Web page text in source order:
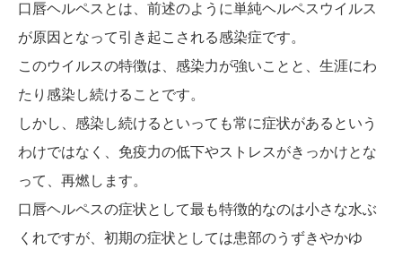
口唇ヘルペスとは、前述のように単純ヘルペスウイルス
が原因となって引き起こされる感染症です。
このウイルスの特徴は、感染力が強いことと、生涯にわ
たり感染し続けることです。
しかし、感染し続けるといっても常に症状があるという
わけではなく、免疫力の低下やストレスがきっかけとな
って、再燃します。
口唇ヘルペスの症状として最も特徴的なのは小さな水ぶ
くれですが、初期の症状としては患部のうずきやかゆ